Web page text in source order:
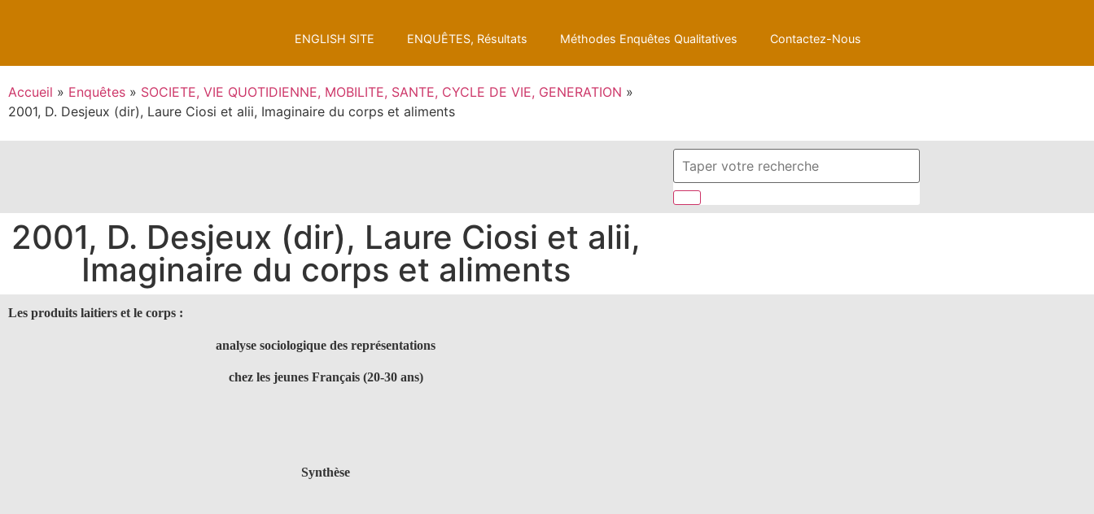
ENGLISH SITE ENQUÊTES, Résultats Méthodes Enquêtes Qualitatives Contactez-Nous
Accueil » Enquêtes » SOCIETE, VIE QUOTIDIENNE, MOBILITE, SANTE, CYCLE DE VIE, GENERATION »
2001, D. Desjeux (dir), Laure Ciosi et alii, Imaginaire du corps et aliments
2001, D. Desjeux (dir), Laure Ciosi et alii,
Imaginaire du corps et aliments
Les produits laitiers et le corps :
analyse sociologique des représentations
chez les jeunes Français (20-30 ans)
Synthèse